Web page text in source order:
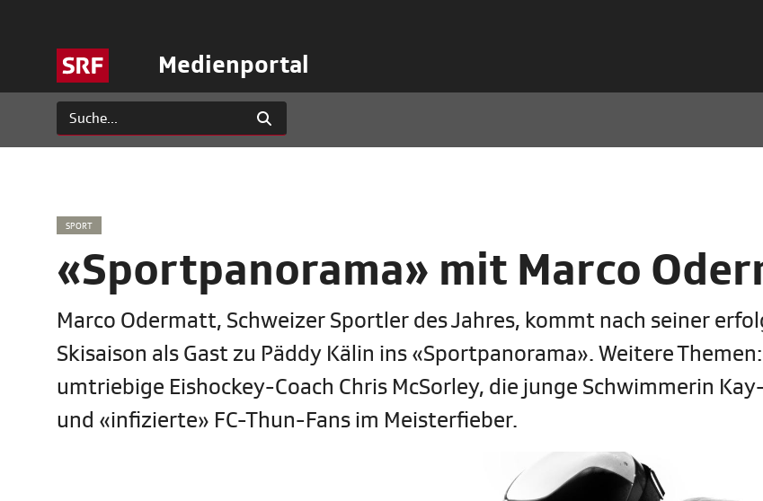
Medienportal
SPORT
«Sportpanorama» mit Marco
Marco Odermatt, Schweizer Sportler des Jahres, kommt nach seiner
Skisaison als Gast zu Päddy Kälin ins «Sportpanorama». Weitere
umtriebige Eishockey-Coach Chris McSorley, die junge Schwimmerin
und «infizierte» FC-Thun-Fans im Meisterfieber.